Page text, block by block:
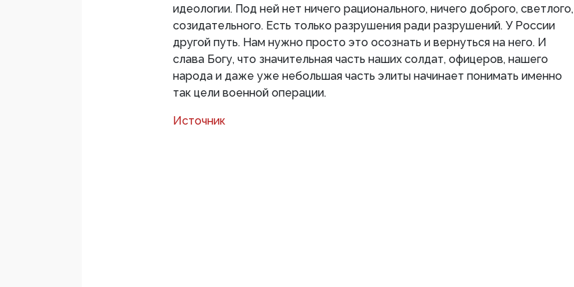
идеологии. Под ней нет ничего рационального, ничего доброго, светлого,
созидательного. Есть только разрушения ради разрушений. У России
другой путь. Нам нужно просто это осознать и вернуться на него. И
слава Богу, что значительная часть наших солдат, офицеров, нашего
народа и даже уже небольшая часть элиты начинает понимать именно
так цели военной операции.
Источник